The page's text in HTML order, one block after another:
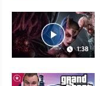
1:38